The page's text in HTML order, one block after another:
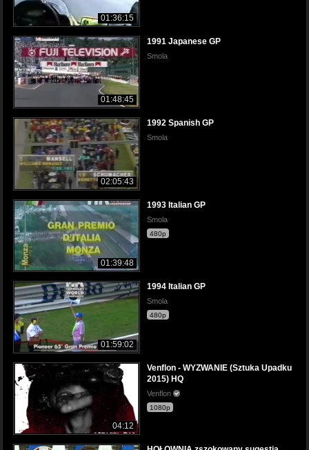
01:36:15
01:48:45
1991 Japanese GP
Smola
02:05:43
1992 Spanish GP
Smola
01:39:48
1993 Italian GP
Smola
480p
01:59:02
1994 Italian GP
Smola
480p
04:12
Venflon - WYZWANIE (Sztuka Upadku
2015) HQ
Venflon
1080p